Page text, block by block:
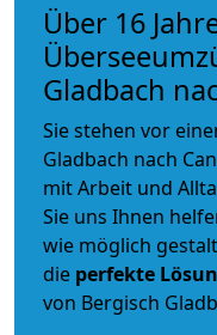
Über 16
Gladbach
Sie stehen vor
Gladbach nach
mit Arbeit und
Sie uns Ihnen
wie möglich
die perfekte
von Bergisch